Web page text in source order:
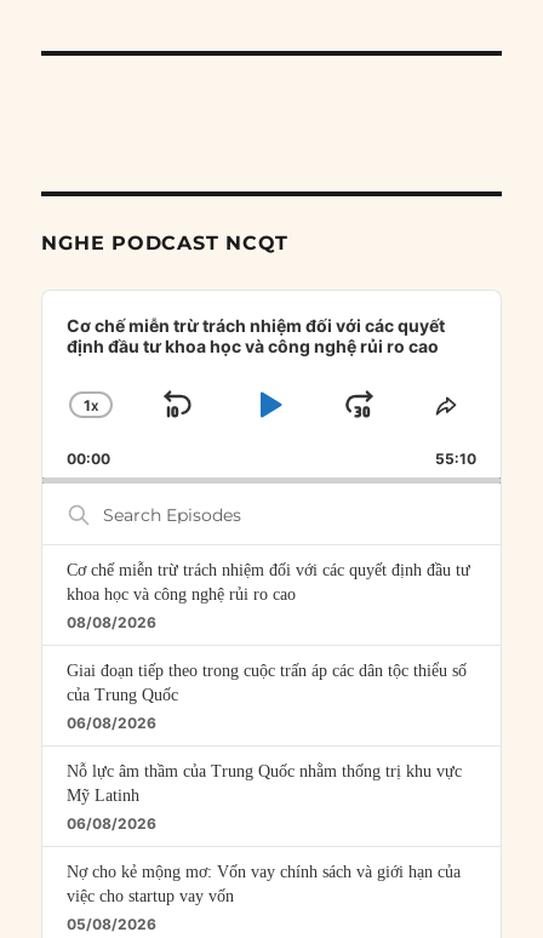
NGHE PODCAST NCQT
Audio
Player
Cơ chế miễn trừ trách nhiệm đối với các quyết
định đầu tư khoa học và công nghệ rủi ro cao
CHANGE
RATE
1X
SKIP
PLAYJUMP
FORWARD
SHARE
00:00 55:10
Search
Episodes
Cơ chế miễn trừ trách nhiệm đối với các quyết định đầu tư
khoa học và công nghệ rủi ro cao
08/08/2026
Giai đoạn tiếp theo trong cuộc trấn áp các dân tộc thiểu số
của Trung Quốc
06/08/2026
Nỗ lực âm thầm của Trung Quốc nhằm thống trị khu vực
Mỹ Latinh
06/08/2026
Nợ cho kẻ mộng mơ: Vốn vay chính sách và giới hạn của
việc cho startup vay vốn
05/08/2026